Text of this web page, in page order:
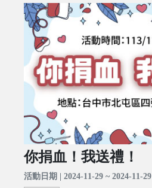
你捐血！我送禮！
活動日期 | 2024-11-29 ~ 2024-11-29